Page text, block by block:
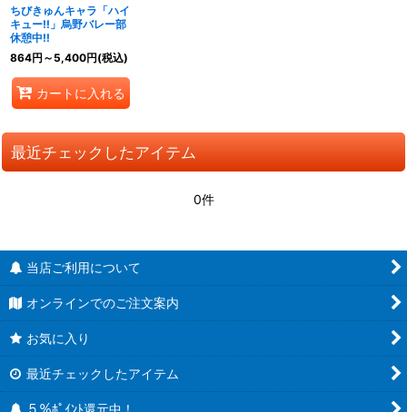
ちびきゅんキャラ「ハイ
キュー!!」烏野バレー部
休憩中!!
864円 ～5,400円(税込)
カートに入れる
最近チェックしたアイテム
0件
当店ご利用について
オンラインでのご注文案内
お気に入り
最近チェックしたアイテム
５％ﾎﾟｲﾝﾄ還元中！